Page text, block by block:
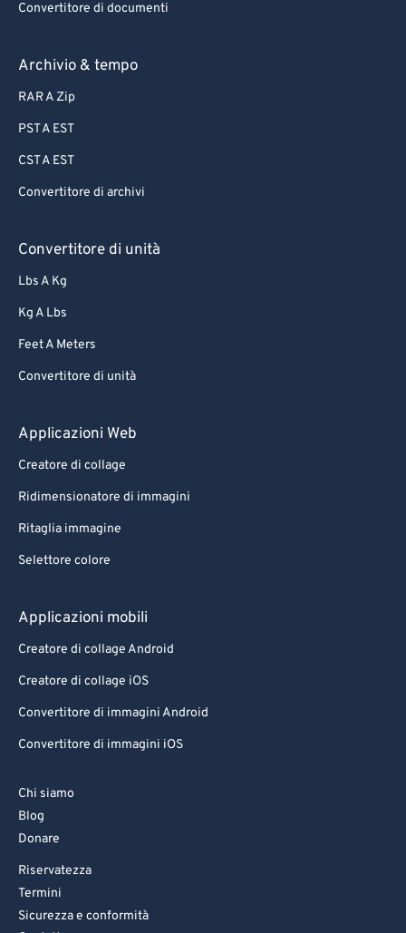
Convertitore di documenti
Archivio & tempo
RAR A Zip
PST A EST
CST A EST
Convertitore di archivi
Convertitore di unità
Lbs A Kg
Kg A Lbs
Feet A Meters
Convertitore di unità
Applicazioni Web
Creatore di collage
Ridimensionatore di immagini
Ritaglia immagine
Selettore colore
Applicazioni mobili
Creatore di collage Android
Creatore di collage iOS
Convertitore di immagini Android
Convertitore di immagini iOS
Chi siamo
Blog
Donare
Riservatezza
Termini
Sicurezza e conformità